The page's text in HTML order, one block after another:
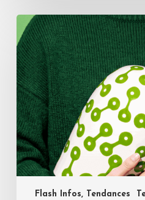
Flash Infos, Tendances